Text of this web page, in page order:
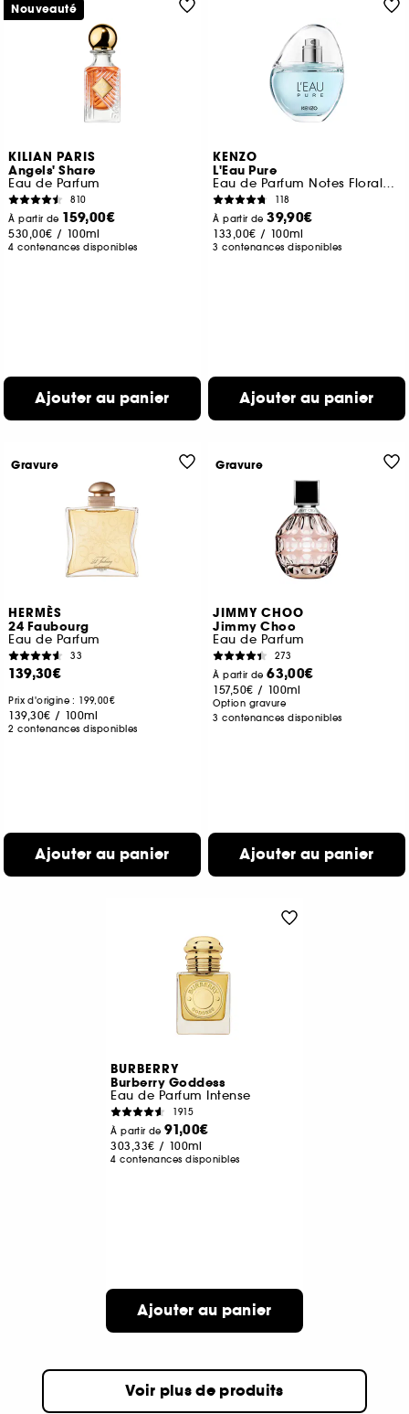
KILIAN PARIS
Angels' Share
Eau de Parfum
810
À partir de 159,00€
530,00€ / 100ml
4 contenances disponibles
Ajouter au panier
Nouveauté
KENZO
L'Eau Pure
Eau de Parfum Notes Florales Boisées Aquatiques
118
À partir de39,90€
133,00€ / 100ml
3 contenances disponibles
Ajouter au panier
HERMÈS
24 Faubourg
Eau de Parfum
33
139,30€
Prix d'origine : 199,00€
139,30€ / 100ml
2 contenances disponibles
Ajouter au panier
Gravure
JIMMY CHOO
Jimmy Choo
Eau de Parfum
273
À partir de63,00€
157,50€ / 100ml
Option gravure
3 contenances disponibles
Ajouter au panier
Gravure
BURBERRY
Burberry Goddess
Eau de Parfum Intense
1915
À partir de91,00€
303,33€ / 100ml
4 contenances disponibles
Ajouter au panier
Voir plus de produits